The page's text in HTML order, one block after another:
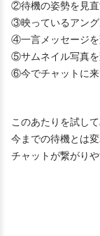
②待機の姿勢を見
③映っているアング
④一言メッセージを
⑤サムネイル写真を
⑥今でチャットに来
このあたりを試して
今までの待機とは変
チャットが繋が